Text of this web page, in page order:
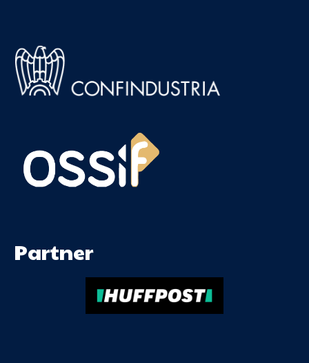
Partner